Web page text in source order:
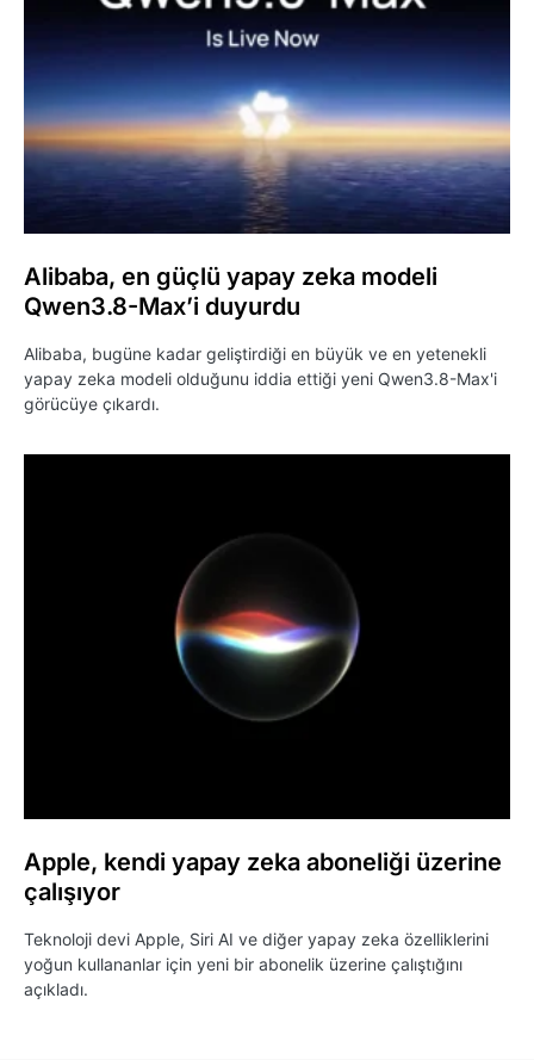
Alibaba, en güçlü yapay zeka modeli
Qwen3.8-Max’i duyurdu
Alibaba, bugüne kadar geliştirdiği en büyük ve en yetenekli
yapay zeka modeli olduğunu iddia ettiği yeni Qwen3.8-Max'i
görücüye çıkardı.
Apple, kendi yapay zeka aboneliği üzerine
çalışıyor
Teknoloji devi Apple, Siri AI ve diğer yapay zeka özelliklerini
yoğun kullananlar için yeni bir abonelik üzerine çalıştığını
açıkladı.